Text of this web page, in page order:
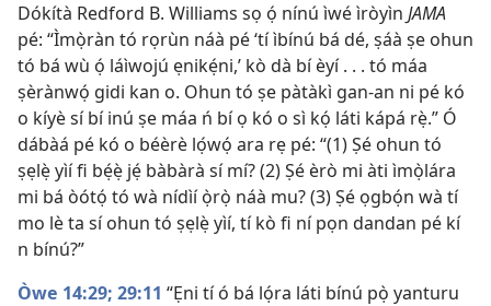
Dókítà Redford B. Williams sọ ọ́ nínú ìwé ìròyìn JAMA
pé: “Ìmọ̀ràn tó rọrùn náà pé ‘tí ìbínú bá dé, ṣáà ṣe ohun
tó bá wù ọ́ láìwojú ẹnikẹ́ni,’ kò dà bí èyí . . . tó máa
ṣèrànwọ́ gidi kan o. Ohun tó ṣe pàtàkì gan-an ni pé kó
o kíyè sí bí inú ṣe máa ń bí ọ kó o sì kọ́ láti kápá rẹ̀.” Ó
dábàá pé kó o béèrè lọ́wọ́ ara rẹ pé: “(1) Ṣé ohun tó
ṣẹlẹ̀ yìí fi bẹ́ẹ̀ jẹ́ bàbàrà sí mí? (2) Ṣé èrò mi àti ìmọ̀lára
mi bá òótọ́ tó wà nídìí ọ̀rọ̀ náà mu? (3) Ṣé ọgbọ́n wà tí
mo lè ta sí ohun tó ṣẹlẹ̀ yìí, tí kò fi ní pọn dandan pé kí
n bínú?”
Òwe 14:29; 29:11 “Ẹni tí ó bá lọ́ra láti bínú pọ̀ yanturu